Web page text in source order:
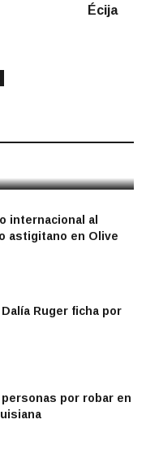
Écija
de
internacional al
astigitano en Olive
Ruger ficha por
por robar en